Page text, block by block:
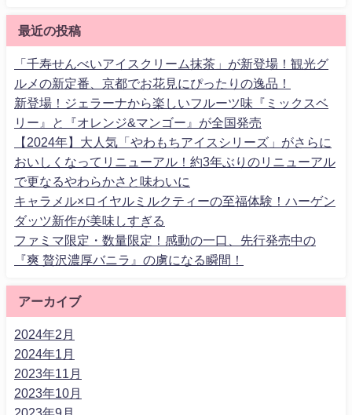
最近の投稿
「千寿せんべいアイスクリーム抹茶」が新登場！観光グ
ルメの新定番、京都でお花見にぴったりの逸品！
新登場！ジェラーナから楽しいフルーツ味『ミックスベ
リー』と『オレンジ&マンゴー』が全国発売
【2024年】大人気「やわもちアイスシリーズ」がさらに
おいしくなってリニューアル！約3年ぶりのリニューアル
で更なるやわらかさと味わいに
キャラメル×ロイヤルミルクティーの至福体験！ハーゲン
ダッツ新作が美味しすぎる
ファミマ限定・数量限定！感動の一口、先行発売中の
『爽 贅沢濃厚バニラ』の虜になる瞬間！
アーカイブ
2024年2月
2024年1月
2023年11月
2023年10月